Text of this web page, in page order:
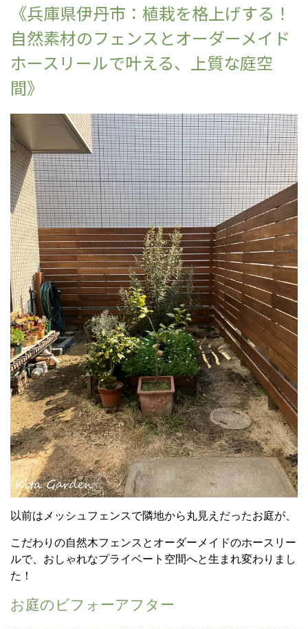
《兵庫県伊丹市：植栽を格上げする！
自然素材のフェンスとオーダーメイド
ホースリールで叶える、上質な庭空
間》
以前はメッシュフェンスで隣地から丸見えだったお庭が、
こだわりの自然木フェンスとオーダーメイドのホースリー
ルで、おしゃれなプライベート空間へと生まれ変わりまし
た！
お庭のビフォーアフター